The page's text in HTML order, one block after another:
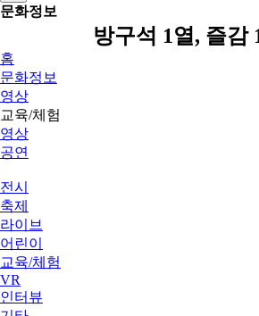
문화정보
방구석 1열, 즐감
홈
문화정보
영상
교육/체험
영상
공연
전시
축제
라이브
어린이
교육/체험
VR
인터뷰